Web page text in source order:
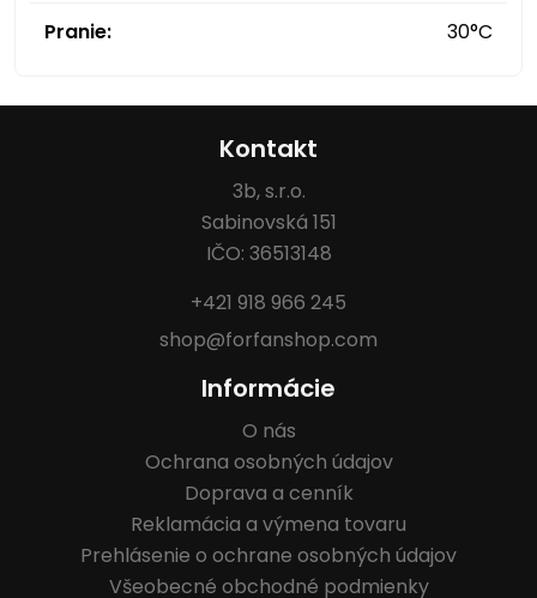
Pranie: 30°C
Kontakt
3b, s.r.o.
Sabinovská 151
IČO: 36513148
+421 918 966 245
shop@forfanshop.com
Informácie
O nás
Ochrana osobných údajov
Doprava a cenník
Reklamácia a výmena tovaru
Prehlásenie o ochrane osobných údajov
Všeobecné obchodné podmienky